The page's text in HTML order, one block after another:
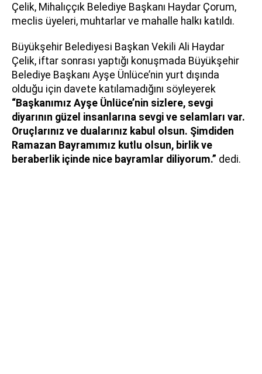
Çelik, Mihalıççık Belediye Başkanı Haydar Çorum,
meclis üyeleri, muhtarlar ve mahalle halkı katıldı.
Büyükşehir Belediyesi Başkan Vekili Ali Haydar
Çelik, iftar sonrası yaptığı konuşmada Büyükşehir
Belediye Başkanı Ayşe Ünlüce’nin yurt dışında
olduğu için davete katılamadığını söyleyerek
“Başkanımız Ayşe Ünlüce’nin sizlere, sevgi
diyarının güzel insanlarına sevgi ve selamları var.
Oruçlarınız ve dualarınız kabul olsun. Şimdiden
Ramazan Bayramımız kutlu olsun, birlik ve
beraberlik içinde nice bayramlar diliyorum.” dedi.